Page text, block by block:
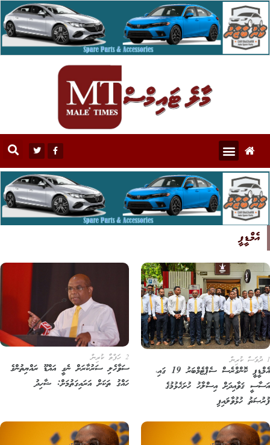
އެމްޑީޕީ
އެމްޑީޕީ ކޮންގްރެސް ސެޕްޓެމްބަރު 19 ގައި،
ޤަވާއިދަށް އިސްލާހު ހުށަހެޅުމުގެ
ހުޅުވާލައިފި
ސަވާހެލި ސަރުކާރަށް ނެގީ އައްޑޫ ރައްޔިތުންގެ
ހައްގު ތަކަށް އަރައިގަތުމަށް: ޝާހިދު